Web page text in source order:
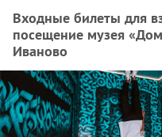
Входные билеты для
посещение музея
Иваново